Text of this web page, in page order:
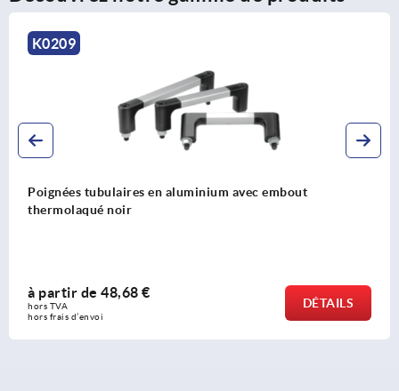
avec embout
DÉTAILS
Poignées tubulaires en
à partir de
hors frais d’envoi